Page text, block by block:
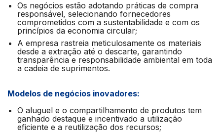
Os negócios estão adotando práticas de compra
responsável, selecionando fornecedores
comprometidos com a sustentabilidade e com os
princípios da economia circular;
A empresa rastreia meticulosamente os materiais
desde a extração até o descarte, garantindo
transparência e responsabilidade ambiental em toda
a cadeia de suprimentos.
Modelos de negócios inovadores:
O aluguel e o compartilhamento de produtos tem
ganhado destaque e incentivado a utilização
eficiente e a reutilização dos recursos;